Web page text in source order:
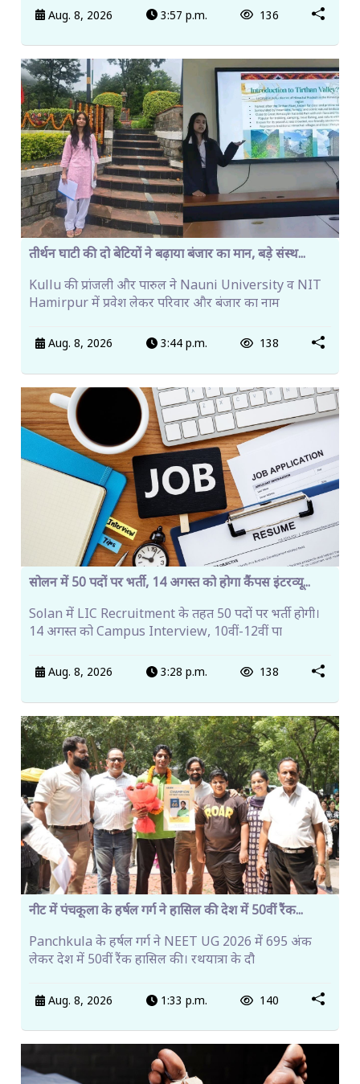
Aug. 8, 2026 3:57 p.m. 136
तीर्थन घाटी की दो बेटियों ने बढ़ाया बंजार का मान, बड़े संस्थ...
Kullu की प्रांजली और पारुल ने Nauni University व NIT
Hamirpur में प्रवेश लेकर परिवार और बंजार का नाम
Aug. 8, 2026 3:44 p.m. 138
सोलन में 50 पदों पर भर्ती, 14 अगस्त को होगा कैंपस इंटरव्यू...
Solan में LIC Recruitment के तहत 50 पदों पर भर्ती होगी।
14 अगस्त को Campus Interview, 10वीं-12वीं पा
Aug. 8, 2026 3:28 p.m. 138
नीट में पंचकूला के हर्षल गर्ग ने हासिल की देश में 50वीं रैंक...
Panchkula के हर्षल गर्ग ने NEET UG 2026 में 695 अंक
लेकर देश में 50वीं रैंक हासिल की। रथयात्रा के दौ
Aug. 8, 2026 1:33 p.m. 140